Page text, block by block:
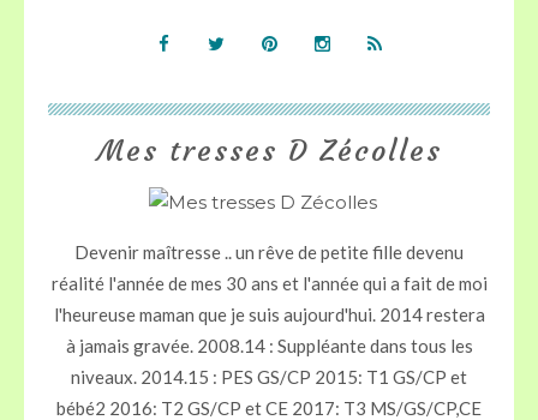
Mes tresses D Zécolles
Devenir maîtresse .. un rêve de petite fille devenu
réalité l'année de mes 30 ans et l'année qui a fait de moi
l'heureuse maman que je suis aujourd'hui. 2014 restera
à jamais gravée. 2008.14 : Suppléante dans tous les
niveaux. 2014.15 : PES GS/CP 2015: T1 GS/CP et
bébé2 2016: T2 GS/CP et CE 2017: T3 MS/GS/CP,CE